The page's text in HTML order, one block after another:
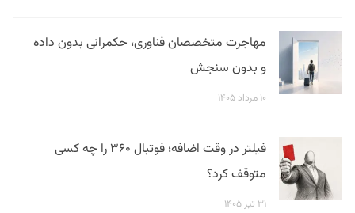
مهاجرت متخصصان فناوری، حکمرانی بدون داده
و بدون سنجش
۱۰ مرداد ۱۴۰۵
فیلتر در وقت اضافه؛ فوتبال ۳۶۰ را چه کسی
متوقف کرد؟
۳۱ تیر ۱۴۰۵